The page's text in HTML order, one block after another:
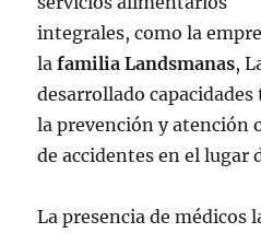
integrales, como la
lafamilia Landsmanas,
desarrollado
la prevención y atención
de accidentes en el lugar
La presencia de médicos